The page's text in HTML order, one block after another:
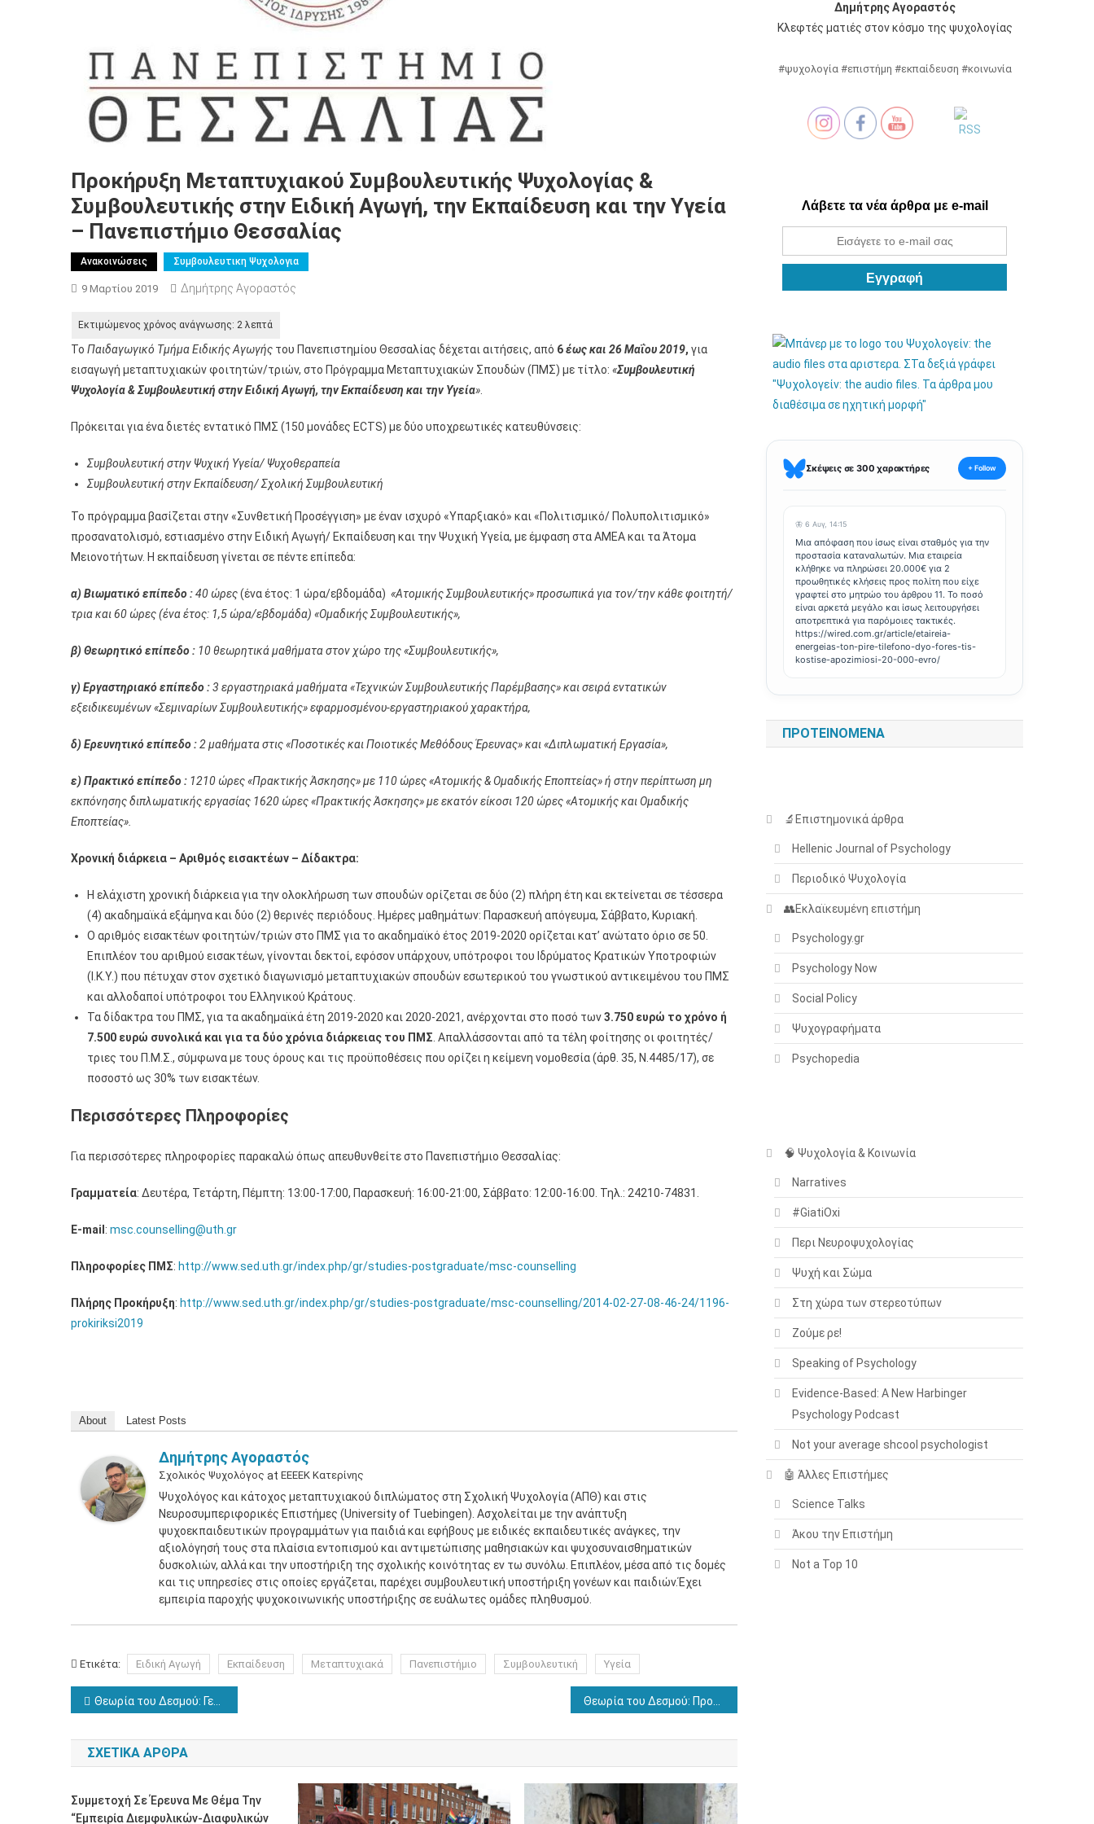
Προκήρυξη Μεταπτυχιακού Συμβουλευτικής Ψυχολογίας &
Συμβουλευτικής στην Ειδική Αγωγή, την Εκπαίδευση και την Υγεία
– Πανεπιστήμιο Θεσσαλίας
Ανακοινώσεις Συμβουλευτικη Ψυχολογια
9 Μαρτίου 2019 Δημήτρης Αγοραστός
Το Παιδαγωγικό Τμήμα Ειδικής Αγωγής του Πανεπιστημίου Θεσσαλίας δέχεται αιτήσεις, από 6έως και 26 Μαΐου 2019, για
εισαγωγή μεταπτυχιακών φοιτητών/τριών, στο Πρόγραμμα Μεταπτυχιακών Σπουδών (ΠΜΣ) με τίτλο: «Συμβουλευτική
Ψυχολογία & Συμβουλευτική στην Ειδική Αγωγή, την Εκπαίδευση και την Υγεία»
Πρόκειται για ένα διετές εντατικό ΠΜΣ (150 μονάδες ECTS) με δύο υποχρεωτικές κατευθύνσεις:
Συμβουλευτική στην Ψυχική Υγεία/ Ψυχοθεραπεία
Συμβουλευτική στην Εκπαίδευση/ Σχολική Συμβουλευτική
Το πρόγραμμα βασίζεται στην «Συνθετική Προσέγγιση» με έναν ισχυρό «Υπαρξιακό» και «Πολιτισμικό/ Πολυπολιτισμικό»
προσανατολισμό, εστιασμένο στην Ειδική Αγωγή/ Εκπαίδευση και την Ψυχική Υγεία, με έμφαση στα ΑΜΕΑ και τα Άτομα
Μειονοτήτων. Η εκπαίδευση γίνεται σε πέντε επίπεδα:
α) Βιωματικό επίπεδο :40 ώρες(ένα έτος: 1 ώρα/εβδομάδα) «Ατομικής Συμβουλευτικής» προσωπικά για τον/την κάθε φοιτητή/
τρια και 60 ώρες (ένα έτος: 1,5 ώρα/εβδομάδα) «Ομαδικής Συμβουλευτικής»,
β) Θεωρητικό επίπεδο : 10 θεωρητικά μαθήματα στον χώρο της «Συμβουλευτικής»,
γ) Εργαστηριακό επίπεδο :3 εργαστηριακά μαθήματα «Τεχνικών Συμβουλευτικής Παρέμβασης» και σειρά εντατικών
εξειδικευμένων «Σεμιναρίων Συμβουλευτικής» εφαρμοσμένου-εργαστηριακού χαρακτήρα,
δ) Ερευνητικό επίπεδο :2 μαθήματα στις «Ποσοτικές και Ποιοτικές Μεθόδους Έρευνας» και «Διπλωματική Εργασία»,
ε) Πρακτικό επίπεδο : 1210 ώρες «Πρακτικής Άσκησης» με 110 ώρες «Ατομικής & Ομαδικής Εποπτείας» ή στην περίπτωση μη
εκπόνησης διπλωματικής εργασίας 1620 ώρες «Πρακτικής Άσκησης» με εκατόν είκοσι 120 ώρες «Ατομικής και Ομαδικής
Εποπτείας».
Χρονική διάρκεια – Αριθμός εισακτέων – Δίδακτρα:
Η ελάχιστη χρονική διάρκεια για την ολοκλήρωση των σπουδών ορίζεται σε δύο (2) πλήρη έτη και εκτείνεται σε τέσσερα
(4) ακαδημαϊκά εξάμηνα και δύο (2) θερινές περιόδους. Ημέρες μαθημάτων: Παρασκευή απόγευμα, Σάββατο, Κυριακή.
Ο αριθμός εισακτέων φοιτητών/τριών στο ΠΜΣ για το ακαδημαϊκό έτος 2019-2020 ορίζεται κατ’ ανώτατο όριο σε 50.
Επιπλέον του αριθμού εισακτέων, γίνονται δεκτοί, εφόσον υπάρχουν, υπότροφοι του Ιδρύματος Κρατικών Υποτροφιών
(Ι.Κ.Υ.) που πέτυχαν στον σχετικό διαγωνισμό μεταπτυχιακών σπουδών εσωτερικού του γνωστικού αντικειμένου του ΠΜΣ
και αλλοδαποί υπότροφοι του Ελληνικού Κράτους.
Τα δίδακτρα του ΠΜΣ, για τα ακαδημαϊκά έτη 2019-2020 και 2020-2021, ανέρχονται στο ποσό των3.750 ευρώ το χρόνο ή
7.500 ευρώ συνολικά και για τα δύο χρόνια διάρκειας του ΠΜΣ . Απαλλάσσονται από τα τέλη φοίτησης οι φοιτητές/
τριες του Π.Μ.Σ., σύμφωνα με τους όρους και τις προϋποθέσεις που ορίζει η κείμενη νομοθεσία (άρθ. 35, Ν.4485/17), σε
ποσοστό ως 30% των εισακτέων.
Περισσότερες Πληροφορίες
Για περισσότερες πληροφορίες παρακαλώ όπως απευθυνθείτε στο Πανεπιστήμιο Θεσσαλίας:
Γραμματεία: Δευτέρα, Τετάρτη, Πέμπτη: 13:00-17:00, Παρασκευή: 16:00-21:00, Σάββατο: 12:00-16:00. Τηλ.: 24210-74831.
E-mail : msc.counselling@uth.gr
Πληροφορίες ΠΜΣ: http://www.sed.uth.gr/index.php/gr/studies-postgraduate/msc-counselling
Πλήρης Προκήρυξη: http://www.sed.uth.gr/index.php/gr/studies-postgraduate/msc-counselling/2014-02-27-08-46-24/1196-
prokiriksi2019
About Latest Posts
Δημήτρης Αγοραστός
Σχολικός Ψυχολόγος at ΕΕΕΕΚ Κατερίνης
Ψυχολόγος και κάτοχος μεταπτυχιακού διπλώματος στη Σχολική Ψυχολογία (ΑΠΘ) και στις
Νευροσυμπεριφορικές Επιστήμες (University of Tuebingen). Ασχολείται με την ανάπτυξη
ψυχοεκπαιδευτικών προγραμμάτων για παιδιά και εφήβους με ειδικές εκπαιδευτικές ανάγκες, την
αξιολόγησή τους στα πλαίσια εντοπισμού και αντιμετώπισης μαθησιακών και ψυχοσυναισθηματικών
δυσκολιών, αλλά και την υποστήριξη της σχολικής κοινότητας εν τω συνόλω. Επιπλέον, μέσα από τις δομές
και τις υπηρεσίες στις οποίες εργάζεται, παρέχει συμβουλευτική υποστήριξη γονέων και παιδιών.Έχει
εμπειρία παροχής ψυχοκοινωνικής υποστήριξης σε ευάλωτες ομάδες πληθυσμού.
Ετικέτα: Ειδική Αγωγή Εκπαίδευση Μεταπτυχιακά Πανεπιστήμιο Συμβουλευτική Υγεία
Πλοήγηση
άρθρων
Θεωρία του Δεσμού: Γενικό θεωρητικό πλαίσιο
ΣΧΕΤΙΚΆ ΆΡΘΡΑ
Συμμετοχή Σε Έρευνα Με Θέμα Την
“Εμπειρία Διεμφυλικών-Διαφυλικών
Δημήτρης Αγοραστός
Κλεφτές ματιές στον κόσμο της ψυχολογίας
#ψυχολογία #επιστήμη #εκπαίδευση #κοινωνία
Λάβετε τα νέα άρθρα με e-mail
Σκέψεις σε 300 χαρακτήρες + Follow
🦋 6 Αυγ, 14:15
Μια απόφαση που ίσως είναι σταθμός για την
προστασία καταναλωτών. Μια εταιρεία
κλήθηκε να πληρώσει 20.000€ για 2
προωθητικές κλήσεις προς πολίτη που είχε
γραφτεί στο μητρώο του άρθρου 11. Το ποσό
είναι αρκετά μεγάλο και ίσως λειτουργήσει
αποτρεπτικά για παρόμοιες τακτικές.
https://wired.com.gr/article/etaireia-
energeias-ton-pire-tilefono-dyo-fores-tis-
kostise-apozimiosi-20-000-evro/
ΠΡΟΤΕΙΝΌΜΕΝΑ
🔬Επιστημονικά άρθρα
Hellenic Journal of Psychology
Περιοδικό Ψυχολογία
👥Εκλαϊκευμένη επιστήμη
Psychology.gr
Psychology Now
Social Policy
Ψυχογραφήματα
Psychopedia
🧠 Ψυχολογία & Κοινωνία
Narratives
#GiatiOxi
Περι Νευροψυχολογίας
Ψυχή και Σώμα
Στη χώρα των στερεοτύπων
Ζούμε ρε!
Speaking of Psychology
Evidence-Based: A New Harbinger
Psychology Podcast
Not your average shcool psychologist
🤖 Άλλες Επιστήμες
Science Talks
Άκου την Επιστήμη
Not a Top 10